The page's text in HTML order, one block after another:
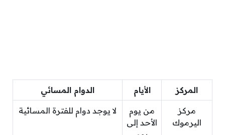
المركز الأيام الدوام المسائي
مركز
اليرموك
من يوم
الأحد إلى
لا يوجد دوام للفترة المسائية